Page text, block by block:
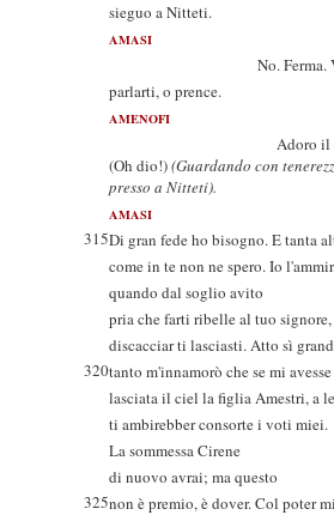
sieguo a Nitteti.
AMASI
No. Ferma.
parlarti, o prence.
AMENOFI
Adoro il
(Oh dio!)(Guardando con
presso a Nitteti).
AMASI
315Di gran fede ho bisogno. E tanta
come in te non ne spero. Io
quando dal soglio avito
pria che farti ribelle al tuo signore,
discacciar ti lasciasti. Atto sì
320tanto m'innamorò che se mi avesse
lasciata il ciel la figlia Amestri, a
ti ambirebber consorte i voti miei.
La sommessa Cirene
di nuovo avrai; ma questo
325non è premio, è dover. Col poter